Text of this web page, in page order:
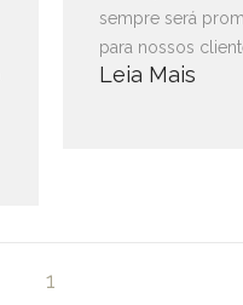
sempre será
para nossos
Leia Mais
1